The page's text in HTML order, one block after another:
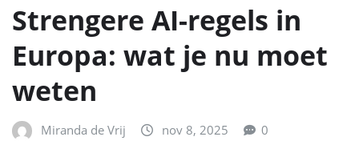
Strengere AI-regels in
Europa: wat je nu moet
weten
Miranda de Vrij nov 8, 2025 0